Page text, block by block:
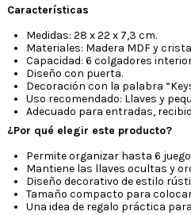
Características
Medidas: 28 x 22 x 7,3 cm.
Materiales: Madera MDF y
Capacidad: 6 colgadores
Diseño con puerta.
Decoración con la palabra
Uso recomendado: Llaves y
Adecuado para entradas,
¿Por qué elegir este producto?
Permite organizar hasta 6
Mantiene las llaves ocultas y
Diseño decorativo de estilo
Tamaño compacto para
Una idea de regalo práctica